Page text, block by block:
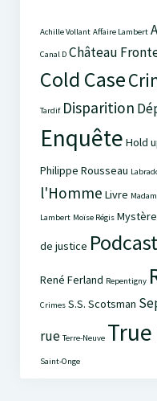
Achille Vollant Affaire Lambert
Canal D Château
Cold Case
Tardif Disparition
Enquête Hold
Philippe Rousseau
l'Homme Livre
Lambert Moïse Régis Mystère
de justice Podcast
René Ferland Repentigny
Crimes S.S. Scotsman
rue Terre-Neuve
Saint-Onge